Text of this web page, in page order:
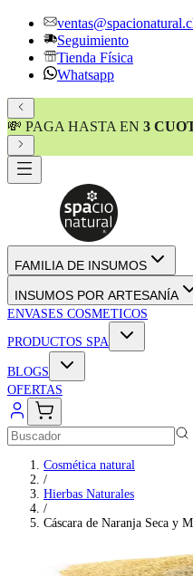
Seguimiento
Tienda Física
Whatsapp
💸 PAGA HASTA EN 3
FAMILIA DE INSUMOS
INSUMOS POR ARTESANÍA
ENVASES COSMETICOS
PRODUCTOS SPA
BLOGS
OFERTAS
Cosmética natural
/
Hierbas Naturales
/
Cáscara de Naranja Seca y